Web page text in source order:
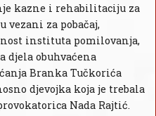
kazne i rehabilitaciju za
vezani za pobačaj,
instituta pomilovanja,
djela obuhvaćena
Branka Tučkorića
djevojka koja je trebala
Nada Rajtić.